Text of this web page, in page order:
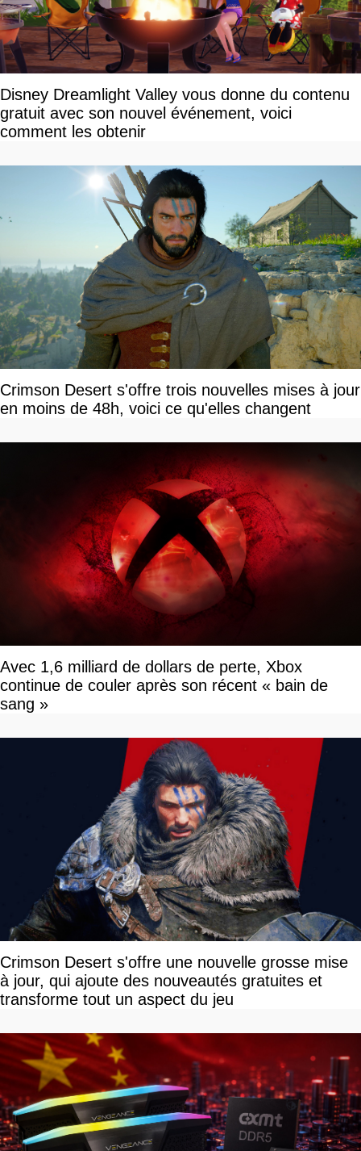
Disney Dreamlight Valley vous donne du contenu
gratuit avec son nouvel événement, voici
comment les obtenir
Crimson Desert s'offre trois nouvelles mises à jour
en moins de 48h, voici ce qu'elles changent
Avec 1,6 milliard de dollars de perte, Xbox
continue de couler après son récent « bain de
sang »
Crimson Desert s'offre une nouvelle grosse mise
à jour, qui ajoute des nouveautés gratuites et
transforme tout un aspect du jeu